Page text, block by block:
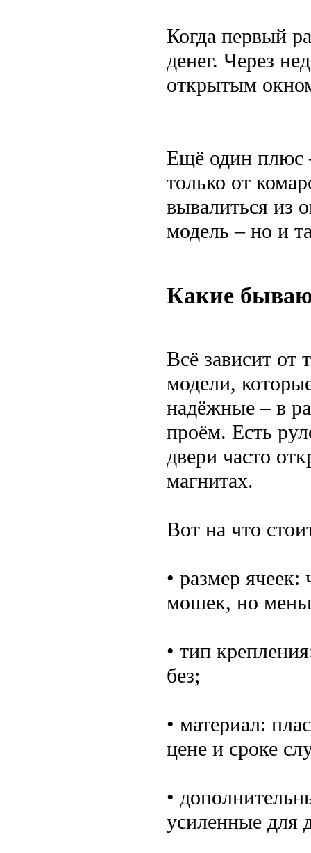
Когда первый
денег. Через
открытым
Ещё один плюс
только от
вывалиться из
модель – но и
Какие
Всё зависит от
модели,
надёжные – в
проём. Есть
двери часто
магнитах.
Вот на что
• размер
мошек, но
• тип
без;
• материал:
цене и сроке
•
усиленные